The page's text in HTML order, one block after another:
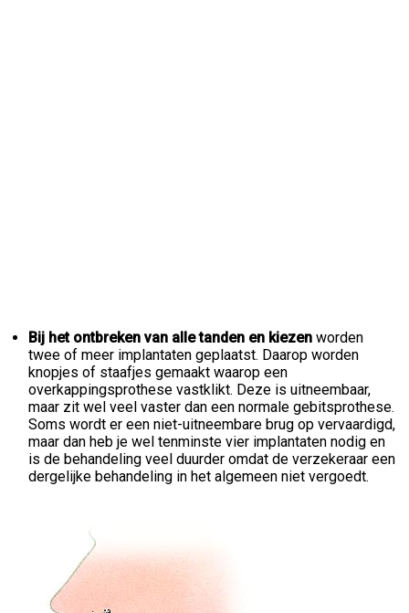
Bij het ontbreken van alle tanden en kiezen worden
twee of meer implantaten geplaatst. Daarop worden
knopjes of staafjes gemaakt waarop een
overkappingsprothese vastklikt. Deze is uitneembaar,
maar zit wel veel vaster dan een normale gebitsprothese.
Soms wordt er een niet-uitneembare brug op vervaardigd,
maar dan heb je wel tenminste vier implantaten nodig en
is de behandeling veel duurder omdat de verzekeraar een
dergelijke behandeling in het algemeen niet vergoedt.